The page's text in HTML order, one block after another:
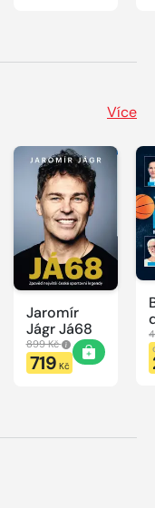
Více
Jaromír
Jágr Já68
899 Kč
719 Kč